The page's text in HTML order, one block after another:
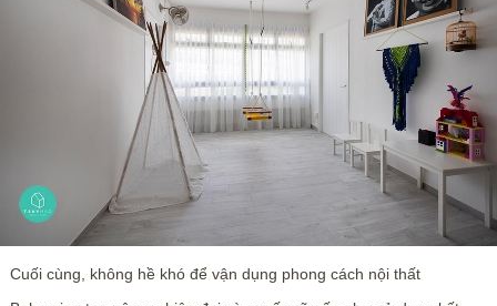
Cuối cùng, không hề khó để vận dụng phong cách nội thất